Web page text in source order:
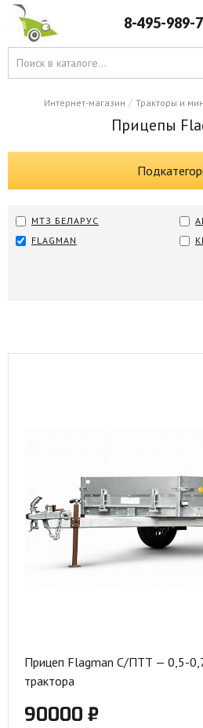
8-495-989-
Интернет-магазин / Тракторы и
Прицепы
МТЗ БЕЛАРУС
FLAGMAN
Прицеп Flagman C/ПТТ — 0,5-
трактора
90000 ₽